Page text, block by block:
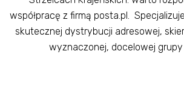
współpracę z firmą posta.pl.
skutecznej dystrybucji adresowej,
wyznaczonej, docelowej grupy